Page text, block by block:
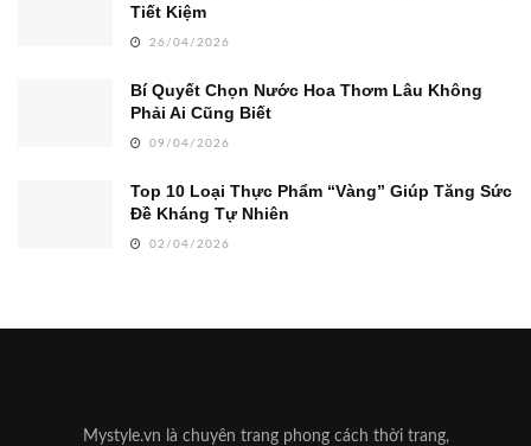
Tiết Kiệm
26/04/2026
Bí Quyết Chọn Nước Hoa Thơm Lâu Không
Phải Ai Cũng Biết
09/04/2026
Top 10 Loại Thực Phẩm “Vàng” Giúp Tăng Sức
Đề Kháng Tự Nhiên
02/04/2026
Mystyle.vn là chuyên trang phong cách thời trang,